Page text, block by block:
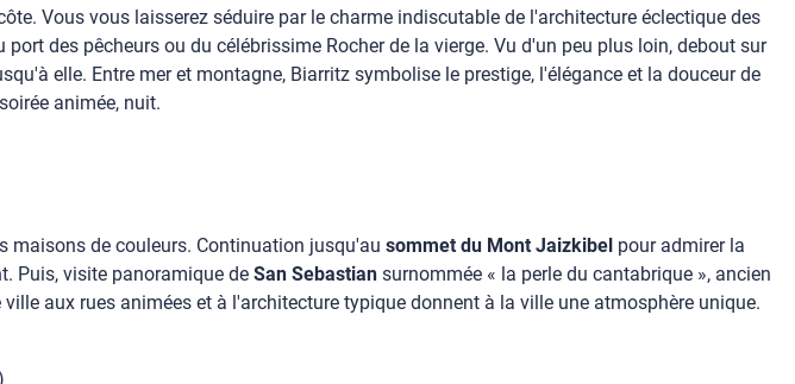
Vous vous laisserez séduire par le charme indiscutable de l'architecture éclectique des
des pêcheurs ou du célébrissime Rocher de la vierge. Vu d'un peu plus loin, debout sur
elle. Entre mer et montagne, Biarritz symbolise le prestige, l'élégance et la douceur de
animée, nuit.
maisons de couleurs. Continuation jusqu'au sommet du Mont Jaizkibel pour admirer la
Puis, visite panoramique de San Sebastian surnommée « la perle du cantabrique », ancien
aux rues animées et à l'architecture typique donnent à la ville une atmosphère unique.